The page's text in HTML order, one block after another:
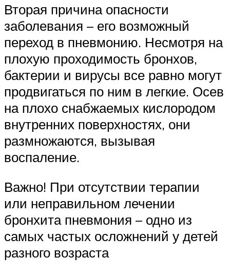
Вторая причина опасности
заболевания – его возможный
переход в пневмонию. Несмотря на
плохую проходимость бронхов,
бактерии и вирусы все равно могут
продвигаться по ним в легкие. Осев
на плохо снабжаемых кислородом
внутренних поверхностях, они
размножаются, вызывая
воспаление.
Важно! При отсутствии терапии
или неправильном лечении
бронхита пневмония – одно из
самых частых осложнений у детей
разного возраста